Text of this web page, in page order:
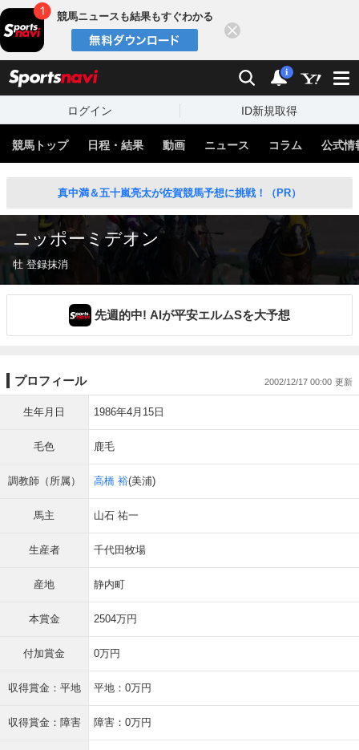
競馬ニュースも結果もすぐわかる
検索 通知
i
ログイン ID新規取得
競馬トップ 日程・結果 動画 ニュース コラム 公式情
真中満＆五十嵐亮太が佐賀競馬予想に挑戦！（PR）
ニッポーミデオン
牡 登録抹消
先週的中! AIが平安エルムSを大予想
プロフィール 2002/12/17 00:00
生年月日 1986年4月15日
毛色 鹿毛
調教師（所属） 高橋 裕(美浦)
馬主 山石 祐一
生産者 千代田牧場
産地 静内町
本賞金 2504万円
付加賞金 0万円
収得賞金：平地 平地：0万円
収得賞金：障害 障害：0万円